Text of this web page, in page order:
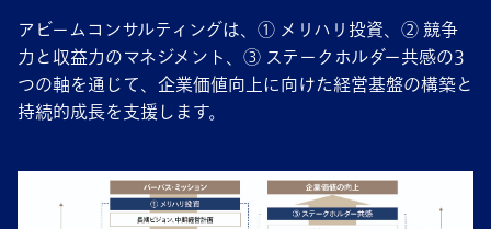
アビームコンサルティングは、① メリハリ投資、② 競争
力と収益力のマネジメント、③ ステークホルダー共感の3
つの軸を通じて、企業価値向上に向けた経営基盤の構築と
持続的成長を支援します。